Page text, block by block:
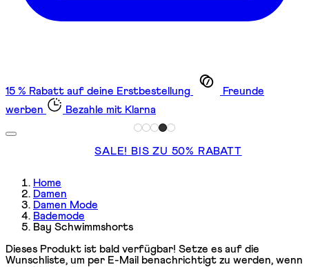
15 % Rabatt auf deine Erstbestellung
Freunde
werben
Bezahle mit Klarna
SALE! BIS ZU 50% RABATT
Home
Damen
Damen Mode
Bademode
Bay Schwimmshorts
Dieses Produkt ist bald verfügbar! Setze es auf die
Wunschliste, um per E-Mail benachrichtigt zu werden, wenn